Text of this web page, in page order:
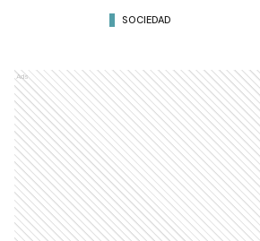
SOCIEDAD
Ads